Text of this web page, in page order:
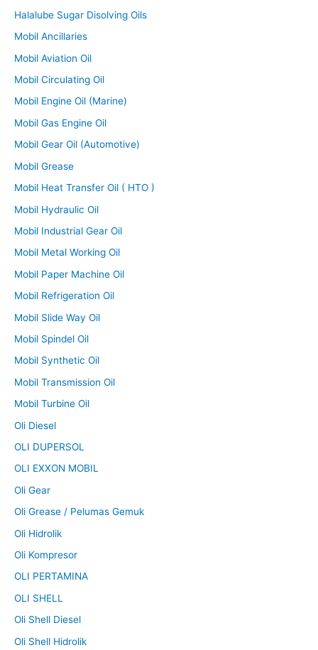
Halalube Sugar Disolving Oils
Mobil Ancillaries
Mobil Aviation Oil
Mobil Circulating Oil
Mobil Engine Oil (Marine)
Mobil Gas Engine Oil
Mobil Gear Oil (Automotive)
Mobil Grease
Mobil Heat Transfer Oil ( HTO )
Mobil Hydraulic Oil
Mobil Industrial Gear Oil
Mobil Metal Working Oil
Mobil Paper Machine Oil
Mobil Refrigeration Oil
Mobil Slide Way Oil
Mobil Spindel Oil
Mobil Synthetic Oil
Mobil Transmission Oil
Mobil Turbine Oil
Oli Diesel
OLI DUPERSOL
OLI EXXON MOBIL
Oli Gear
Oli Grease / Pelumas Gemuk
Oli Hidrolik
Oli Kompresor
OLI PERTAMINA
OLI SHELL
Oli Shell Diesel
Oli Shell Hidrolik